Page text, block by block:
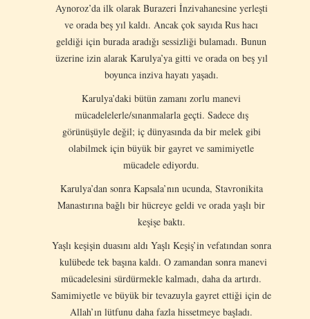
Aynoroz’da ilk olarak Burazeri İnzivahanesine yerleşti
ve orada beş yıl kaldı. Ancak çok sayıda Rus hacı
geldiği için burada aradığı sessizliği bulamadı. Bunun
üzerine izin alarak Karulya’ya gitti ve orada on beş yıl
boyunca inziva hayatı yaşadı.
Karulya’daki bütün zamanı zorlu manevi
mücadelelerle/sınanmalarla geçti. Sadece dış
görünüşüyle değil; iç dünyasında da bir melek gibi
olabilmek için büyük bir gayret ve samimiyetle
mücadele ediyordu.
Karulya’dan sonra Kapsala’nın ucunda, Stavronikita
Manastırına bağlı bir hücreye geldi ve orada yaşlı bir
keşişe baktı.
Yaşlı keşişin duasını aldı Yaşlı Keşiş’in vefatından sonra
kulübede tek başına kaldı. O zamandan sonra manevi
mücadelesini sürdürmekle kalmadı, daha da artırdı.
Samimiyetle ve büyük bir tevazuyla gayret ettiği için de
Allah’ın lütfunu daha fazla hissetmeye başladı.